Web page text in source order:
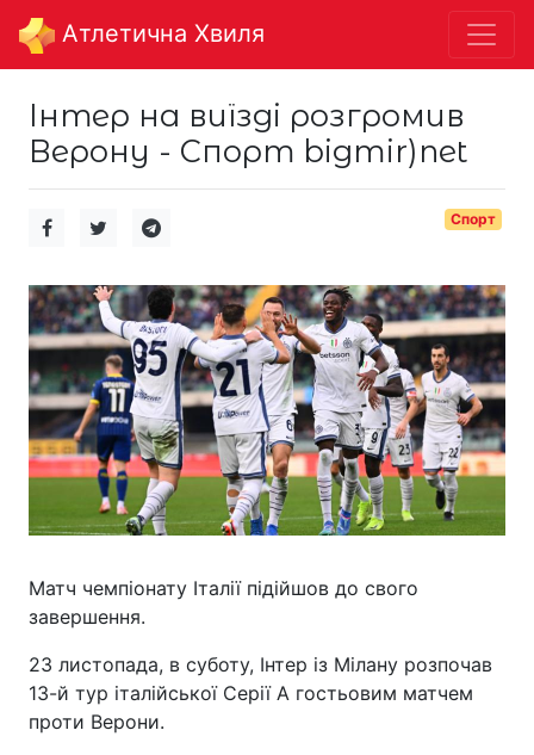
Aтлетична Хвиля
Інтер на виїзді розгромив
Верону - Спорт bigmir)net
Спорт
Матч чемпіонату Італії підійшов до свого
завершення.
23 листопада, в суботу, Інтер із Мілану розпочав
13-й тур італійської Серії А гостьовим матчем
проти Верони.